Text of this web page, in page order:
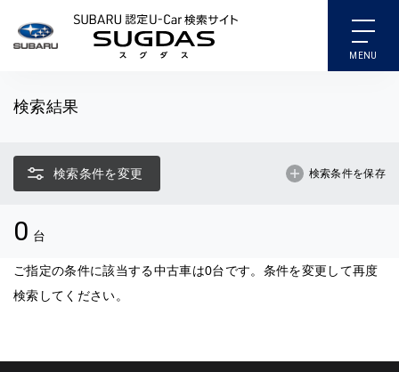
SUBARU 認定U-Car検索
検索結果
検索条件を変更 検索条件を保存
0 台
ご指定の条件に該当する中古車は0台です。条件を変更して再度
検索してください。